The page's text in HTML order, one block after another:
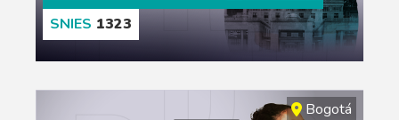
1323
CONOCE MÁS
Bogotá